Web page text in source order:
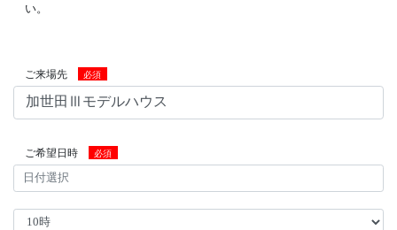
い。
ご来場先 必須
ご希望日時 必須